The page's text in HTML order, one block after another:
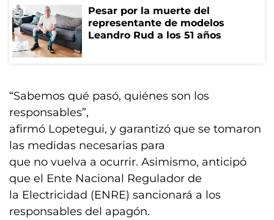
Pesar por la muerte del
representante de modelos
Leandro Rud a los 51 años
“Sabemos qué pasó, quiénes son los
responsables”,
afirmó Lopetegui, y garantizó que se tomaron
las medidas necesarias para
que no vuelva a ocurrir. Asimismo, anticipó
que el Ente Nacional Regulador de
la Electricidad (ENRE) sancionará a los
responsables del apagón.